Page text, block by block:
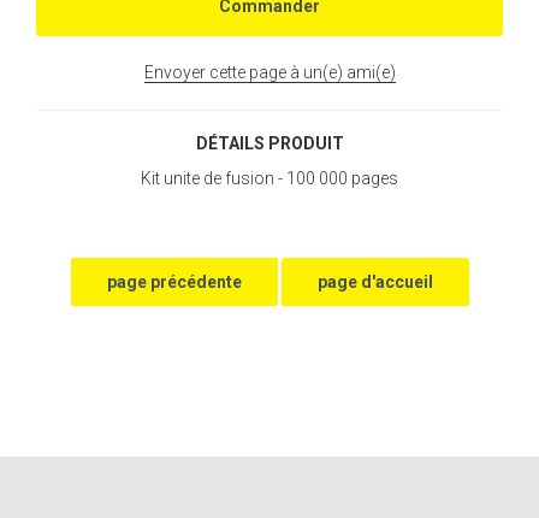
Envoyer cette page à un(e) ami(e)
DÉTAILS PRODUIT
Kit unite de fusion - 100 000 pages